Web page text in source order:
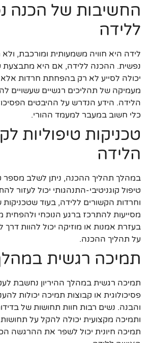
החשיבות של הכנה
ללידה
לידה היא חוויה משמעותית ומורכבת,
נפשית. ההכנה ללידה, אם היא מתבצעת
יכולה לסייע לא רק בהפחתת חרדות
מעמיקה של תהליכים רגשיים שעשויים
הלידה. הידע הנדרש על ההיבטים
כלי חשוב במעבר למעמד ההורי.
טכניקות טיפוליות
הלידה
במהלך תהליך ההכנה, ניתן לשלב מספר
טיפול קוגניטיבי-התנהגותי יכול לעזור
וחרדות הקשורים ללידה, בעוד שטכניקות
מסייעות להתרכז ברגע הנוכחי ולהפחית
בעזרת אמנות או מוזיקה יכול להוות דרך
על תהליך ההכנה.
תמיכה רגשית במהלך
תמיכה רגשית במהלך ההיריון נחשבת
פסיכולוגית או קבוצות תמיכה יכולות
והבנה. נשים רבות חוות תחושות של
ותמיכה מקצועית יכולה להקל על
תמיכה חיונית יכול לשפר את ההרגשה